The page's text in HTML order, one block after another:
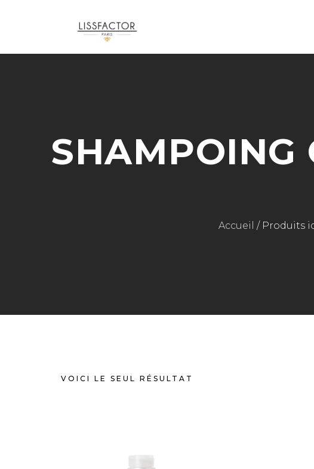
SHAMPOING
Accueil / Produits
VOICI LE SEUL RÉSULTAT